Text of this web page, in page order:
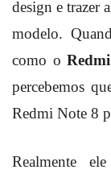
design e trazer
modelo.
como o
percebemos
Redmi Note 8
Realmente